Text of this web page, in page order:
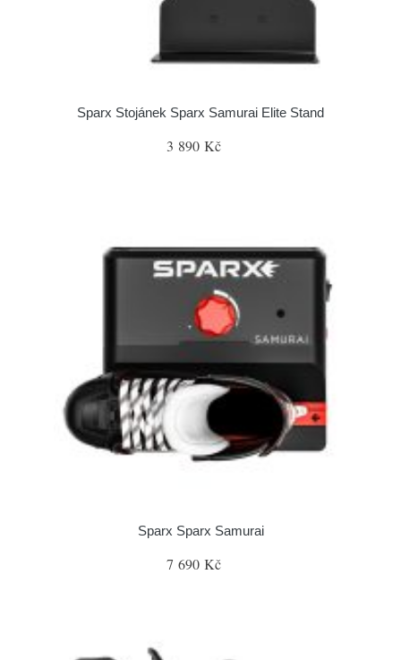
Sparx Stojánek Sparx Samurai Elite Stand
3 890 Kč
Sparx Sparx Samurai
7 690 Kč